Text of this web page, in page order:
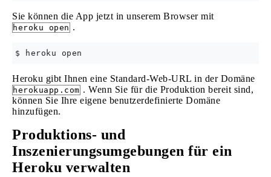
Sie können die App jetzt in unserem Browser mit
heroku open .
Heroku gibt Ihnen eine Standard-Web-URL in der Domäne
herokuapp.com . Wenn Sie für die Produktion bereit sind,
können Sie Ihre eigene benutzerdefinierte Domäne
hinzufügen.
Produktions- und
Inszenierungsumgebungen für ein
Heroku verwalten